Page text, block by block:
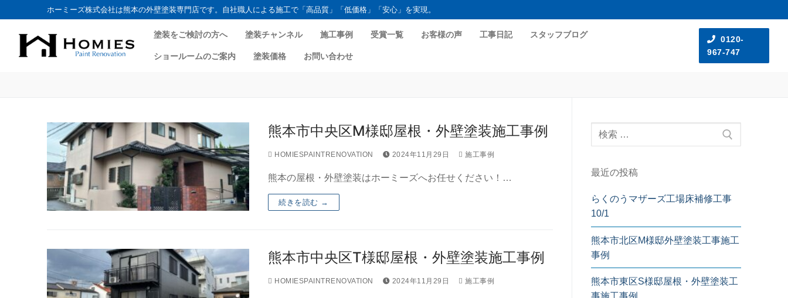
ホーミーズ株式会社は熊本の外壁塗装専門店です。自社職人による施工で「高品質」「低価格」「安心」を実現。
塗装をご検討の方へ 塗装チャンネル 施工事例 受賞一覧 お客様の声 工事日記 スタッフブログ
ショールームのご案内 塗装価格 お問い合わせ
0120-
967-747
熊本市中央区M様邸屋根・外壁塗装施工事例
HOMIESPAINTRENOVATION 2024年11月29日 施工事例
熊本の屋根・外壁塗装はホーミーズへお任せください！…
続きを読む →
熊本市中央区T様邸屋根・外壁塗装施工事例
HOMIESPAINTRENOVATION 2024年11月29日 施工事例
最近の投稿
らくのうマザーズ工場床補修工事
10/1
熊本市北区M様邸外壁塗装工事施工
事例
熊本市東区S様邸屋根・外壁塗装工
事施工事例